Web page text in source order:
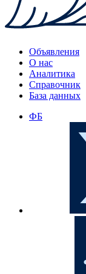
Объявления
О нас
Аналитика
Справочник
База данных
ФБ